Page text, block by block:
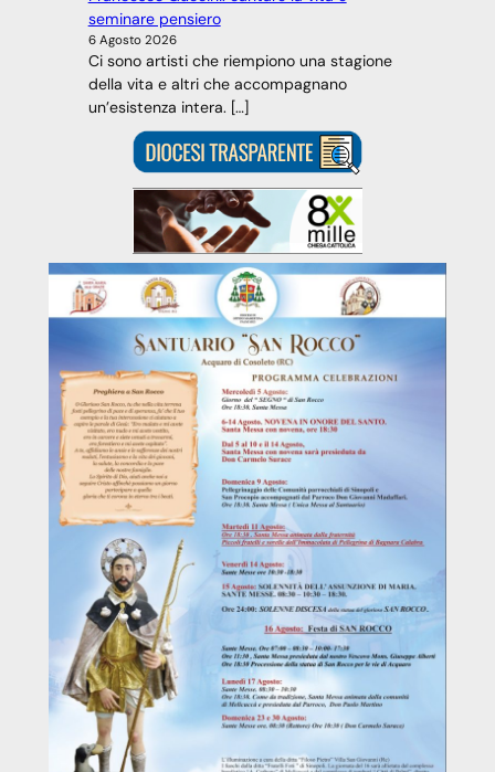
seminare pensiero
6 Agosto 2026
Ci sono artisti che riempiono una stagione
della vita e altri che accompagnano
un’esistenza intera. […]